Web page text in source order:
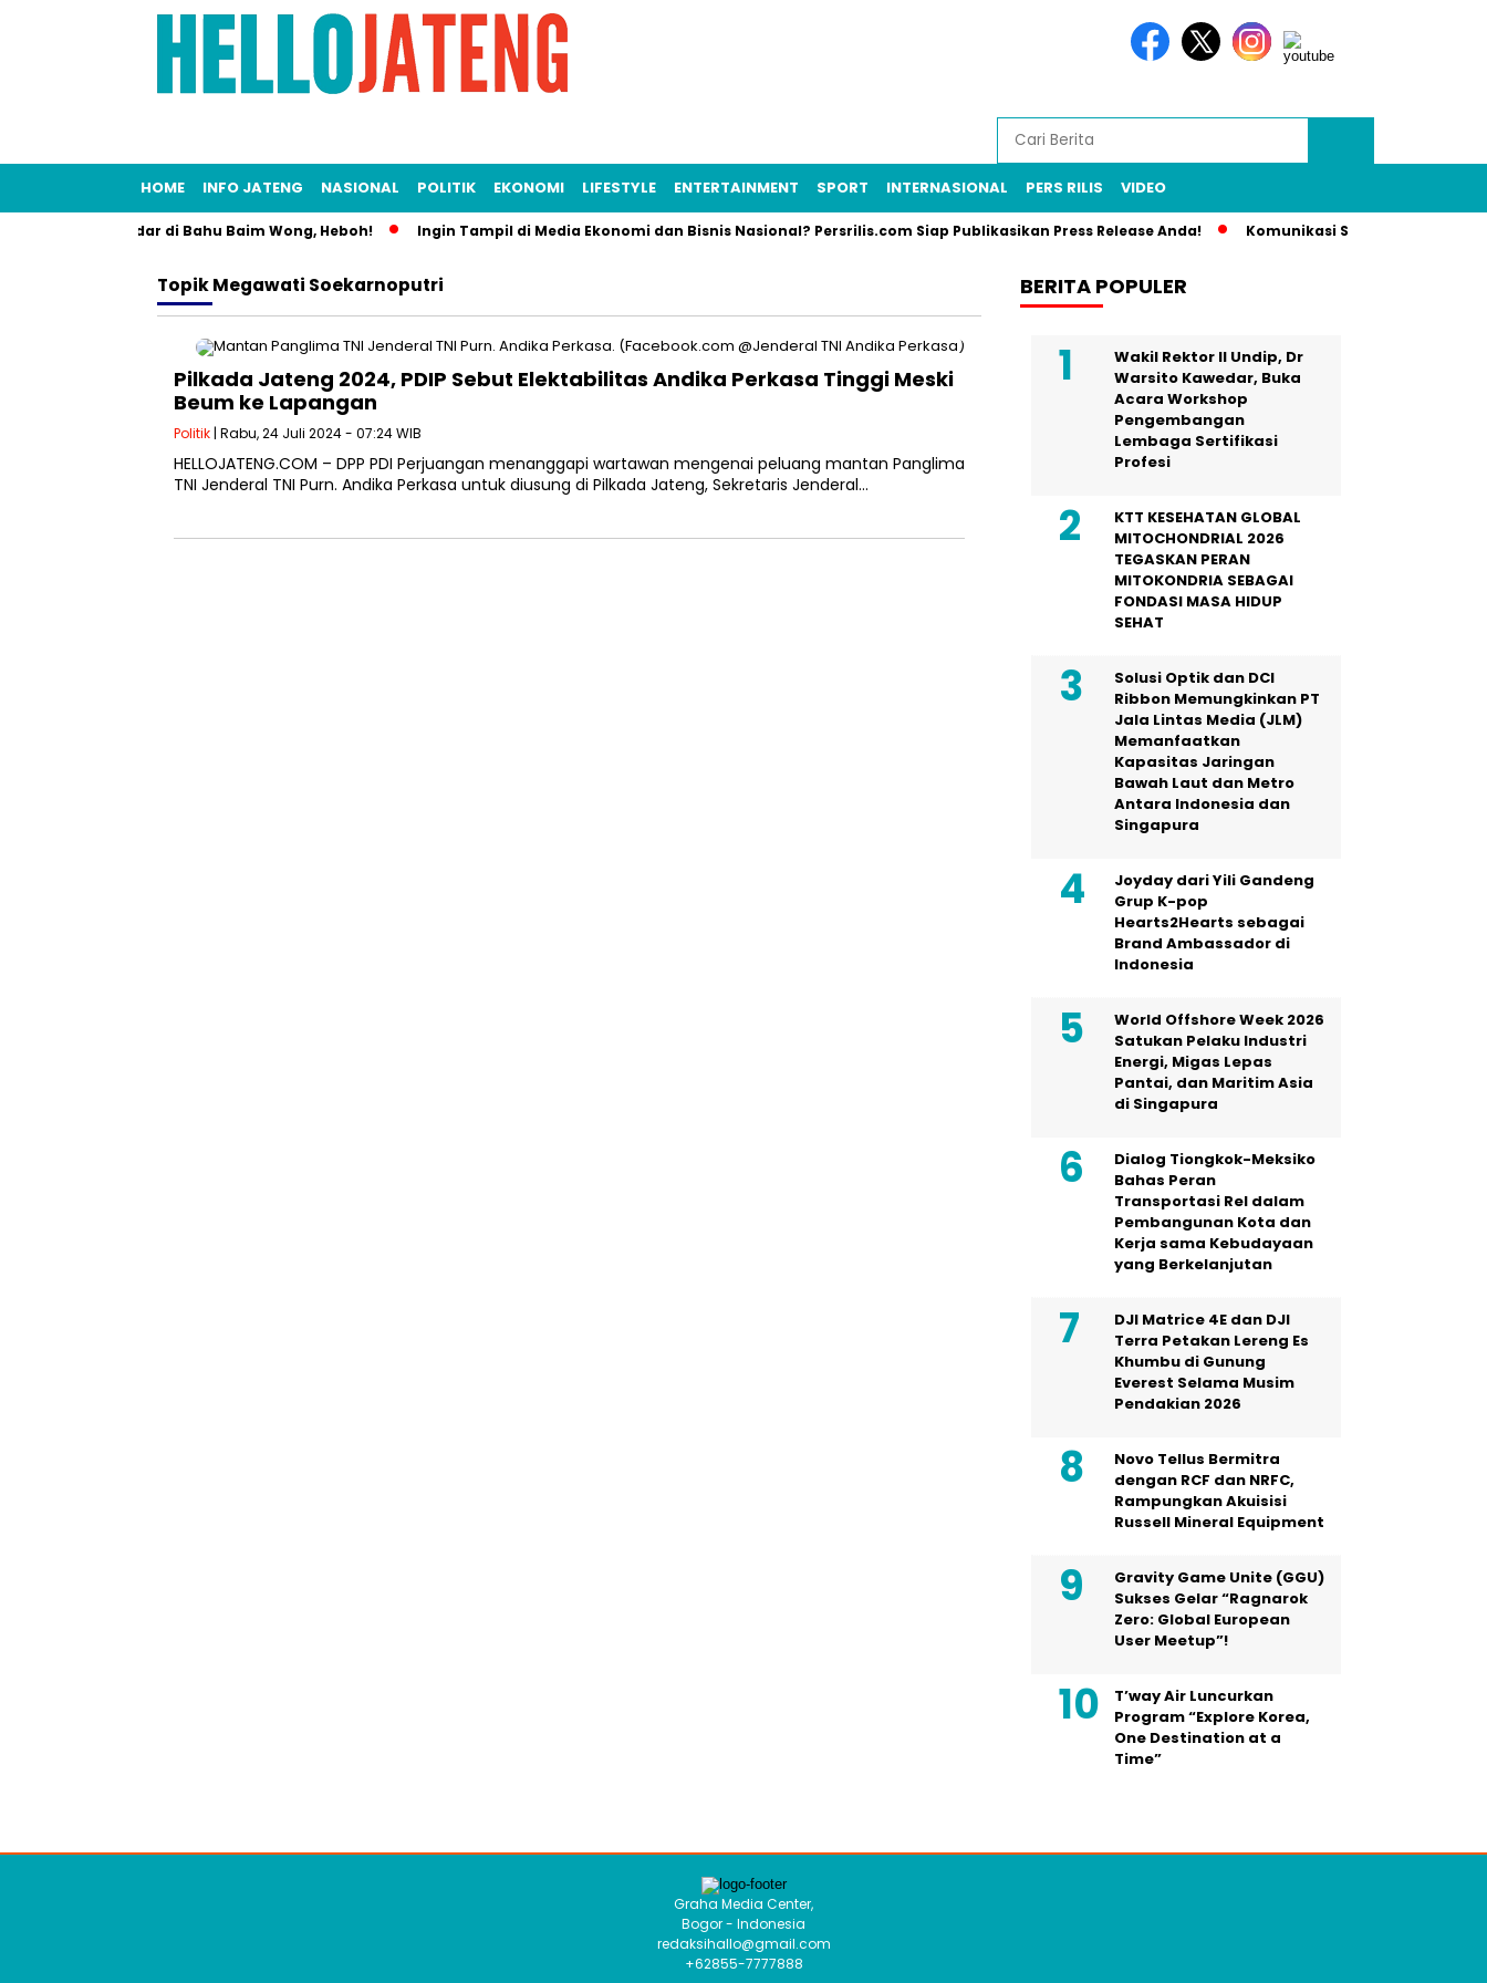
HOME INFO JATENG NASIONAL POLITIK EKONOMI LIFESTYLE ENTERTAINMENT SPORT INTERNASIONAL PERS RILIS VIDEO
Mesra Bersandar di Bahu Baim Wong, Heboh! Ingin Tampil di Media Ekonomi dan Bisnis Nasional? Persrilis.com Siap Publikasikan Press Release Anda! Komunikasi Strategis Publikasi
TopikMegawati Soekarnoputri
Pilkada Jateng 2024, PDIP Sebut Elektabilitas Andika Perkasa Tinggi Meski
Beum ke Lapangan
Politik | Rabu, 24 Juli 2024 - 07:24 WIB
HELLOJATENG.COM – DPP PDI Perjuangan menanggapi wartawan mengenai peluang mantan Panglima
TNI Jenderal TNI Purn. Andika Perkasa untuk diusung di Pilkada Jateng, Sekretaris Jenderal…
BERITA POPULER
Wakil Rektor II Undip, Dr
Warsito Kawedar, Buka
Acara Workshop
Pengembangan
Lembaga Sertifikasi
Profesi
KTT KESEHATAN GLOBAL
MITOCHONDRIAL 2026
TEGASKAN PERAN
MITOKONDRIA SEBAGAI
FONDASI MASA HIDUP
SEHAT
Solusi Optik dan DCI
Ribbon Memungkinkan PT
Jala Lintas Media (JLM)
Memanfaatkan
Kapasitas Jaringan
Bawah Laut dan Metro
Antara Indonesia dan
Singapura
Joyday dari Yili Gandeng
Grup K-pop
Hearts2Hearts sebagai
Brand Ambassador di
Indonesia
World Offshore Week 2026
Satukan Pelaku Industri
Energi, Migas Lepas
Pantai, dan Maritim Asia
di Singapura
Dialog Tiongkok-Meksiko
Bahas Peran
Transportasi Rel dalam
Pembangunan Kota dan
Kerja sama Kebudayaan
yang Berkelanjutan
DJI Matrice 4E dan DJI
Terra Petakan Lereng Es
Khumbu di Gunung
Everest Selama Musim
Pendakian 2026
Novo Tellus Bermitra
dengan RCF dan NRFC,
Rampungkan Akuisisi
Russell Mineral Equipment
Gravity Game Unite (GGU)
Sukses Gelar “Ragnarok
Zero: Global European
User Meetup”!
T’way Air Luncurkan
Program “Explore Korea,
One Destination at a
Time”
Graha Media Center,
Bogor - Indonesia
redaksihallo@gmail.com
+62855-7777888